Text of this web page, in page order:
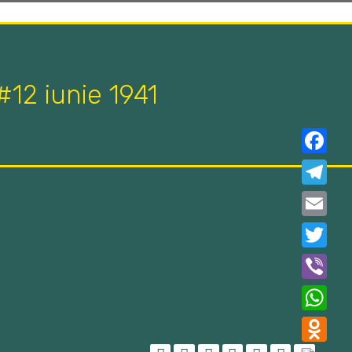
iunie 1941
Telegram
Email
Twitter
Viber